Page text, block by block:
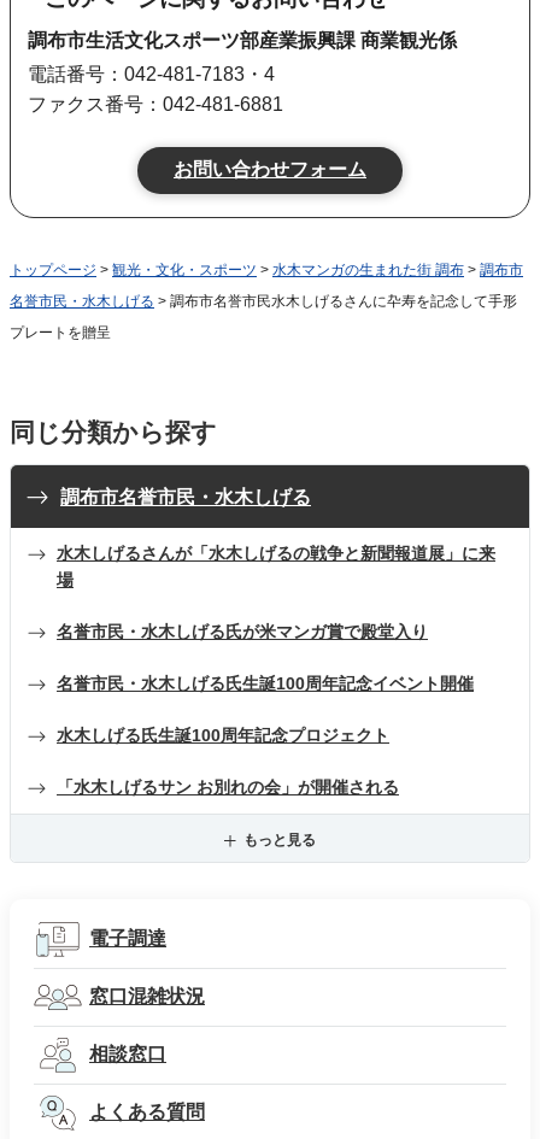
調布市生活文化スポーツ部産業振興課 商業観光係
電話番号：042-481-7183・4
ファクス番号：042-481-6881
トップページ > 観光・文化・スポーツ > 水木マンガの生まれた街 調布 > 調布市
名誉市民・水木しげる > 調布市名誉市民水木しげるさんに卆寿を記念して手形
プレートを贈呈
同じ分類から探す
調布市名誉市民・水木しげる
水木しげるさんが「水木しげるの戦争と新聞報道展」に来
場
名誉市民・水木しげる氏が米マンガ賞で殿堂入り
名誉市民・水木しげる氏生誕100周年記念イベント開催
水木しげる氏生誕100周年記念プロジェクト
「水木しげるサン お別れの会」が開催される
もっと見る
電子調達
窓口混雑状況
相談窓口
よくある質問